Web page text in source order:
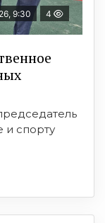
9:30 4
и спорту